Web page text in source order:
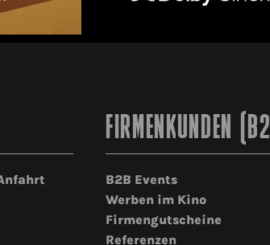
FIRMENKUNDEN
B2B Events
Werben im Kino
Firmengutscheine
Referenzen